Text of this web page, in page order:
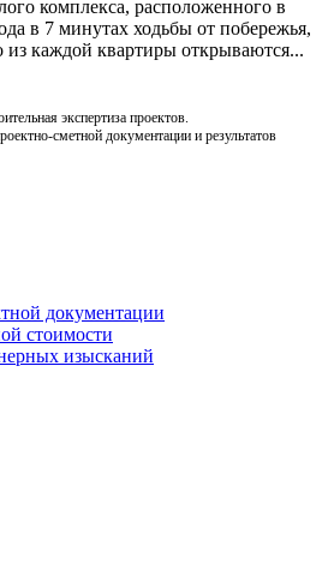
комплекса, расположенного в
в 7 минутах ходьбы от побережья,
из каждой квартиры открываются...
экспертиза проектов.
сметной документации и результатов
документации
стоимости
изысканий